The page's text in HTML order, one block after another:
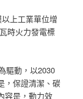
上工業單位增
時火力發電標
驅動，以2030
，保證清潔、碳
容是，動力效